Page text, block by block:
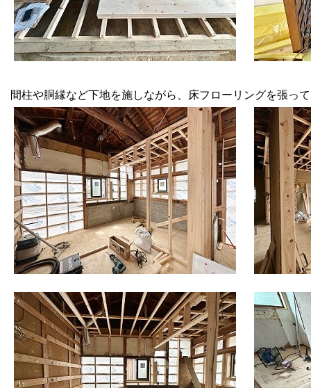
間柱や胴縁など下地を施しながら、床フローリングを張っ